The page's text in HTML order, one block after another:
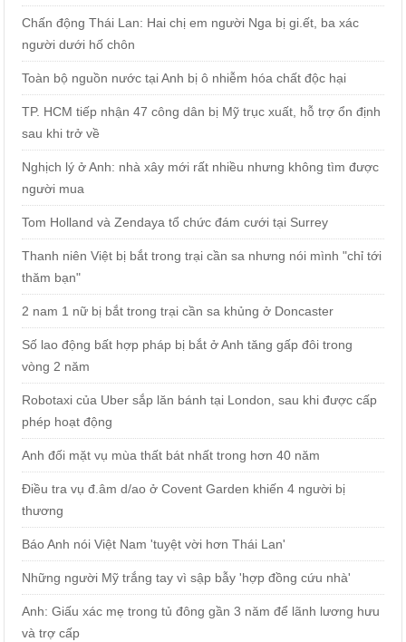
Chấn động Thái Lan: Hai chị em người Nga bị gi.ết, ba xác
người dưới hố chôn
Toàn bộ nguồn nước tại Anh bị ô nhiễm hóa chất độc hại
TP. HCM tiếp nhận 47 công dân bị Mỹ trục xuất, hỗ trợ ổn định
sau khi trở về
Nghịch lý ở Anh: nhà xây mới rất nhiều nhưng không tìm được
người mua
Tom Holland và Zendaya tổ chức đám cưới tại Surrey
Thanh niên Việt bị bắt trong trại cần sa nhưng nói mình "chỉ tới
thăm bạn"
2 nam 1 nữ bị bắt trong trại cần sa khủng ở Doncaster
Số lao động bất hợp pháp bị bắt ở Anh tăng gấp đôi trong
vòng 2 năm
Robotaxi của Uber sắp lăn bánh tại London, sau khi được cấp
phép hoạt động
Anh đối mặt vụ mùa thất bát nhất trong hơn 40 năm
Điều tra vụ đ.âm d/ao ở Covent Garden khiến 4 người bị
thương
Báo Anh nói Việt Nam 'tuyệt vời hơn Thái Lan'
Những người Mỹ trắng tay vì sập bẫy 'hợp đồng cứu nhà'
Anh: Giấu xác mẹ trong tủ đông gần 3 năm để lãnh lương hưu
và trợ cấp